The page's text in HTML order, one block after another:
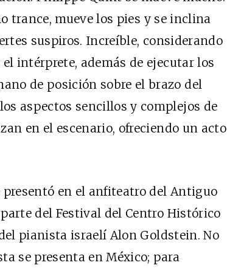
trance, mueve los pies y se inclina
suspiros. Increíble, considerando
intérprete, además de ejecutar los
de posición sobre el brazo del
aspectos sencillos y complejos de
en el escenario, ofreciendo un acto
presentó en el anfiteatro del Antiguo
del Festival del Centro Histórico
pianista israelí Alon Goldstein. No
se presenta en México; para